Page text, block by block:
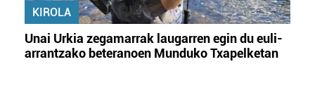
KIROLA
Unai Urkia zegamarrak laugarren egin du euli-
arrantzako beteranoen Munduko Txapelketan